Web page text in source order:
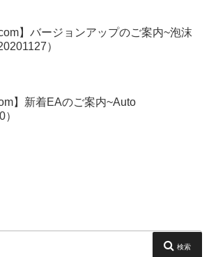
】バージョンアップのご案内~泡沫
）
】新着EAのご案内~Auto
検索